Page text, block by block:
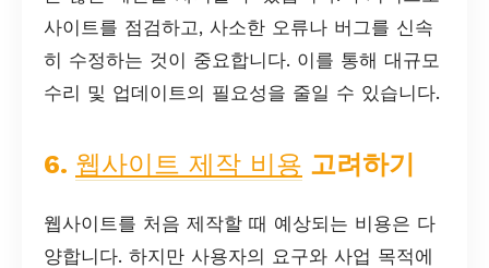
사이트를 점검하고, 사소한 오류나 버그를 신속
히 수정하는 것이 중요합니다. 이를 통해 대규모
수리 및 업데이트의 필요성을 줄일 수 있습니다.
6. 웹사이트 제작 비용 고려하기
웹사이트를 처음 제작할 때 예상되는 비용은 다
양합니다. 하지만 사용자의 요구와 사업 목적에